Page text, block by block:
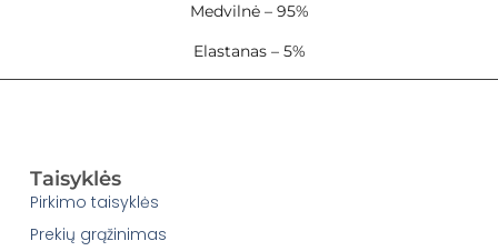
Medvilnė – 95%
Elastanas – 5%
Taisyklės
Pirkimo taisyklės
Prekių grąžinimas